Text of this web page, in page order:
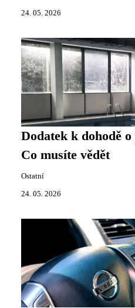
24. 05. 2026
Dodatek k dohodě
Co musíte vědět
Ostatní
24. 05. 2026